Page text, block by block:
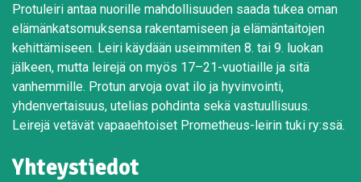
Protuleiri antaa nuorille mahdollisuuden saada tukea oman
elämänkatsomuksensa rakentamiseen ja elämäntaitojen
kehittämiseen. Leiri käydään useimmiten 8. tai 9. luokan
jälkeen, mutta leirejä on myös 17–21-vuotiaille ja sitä
vanhemmille. Protun arvoja ovat ilo ja hyvinvointi,
yhdenvertaisuus, utelias pohdinta sekä vastuullisuus.
Leirejä vetävät vapaaehtoiset Prometheus-leirin tuki ry:ssä.
Yhteystiedot